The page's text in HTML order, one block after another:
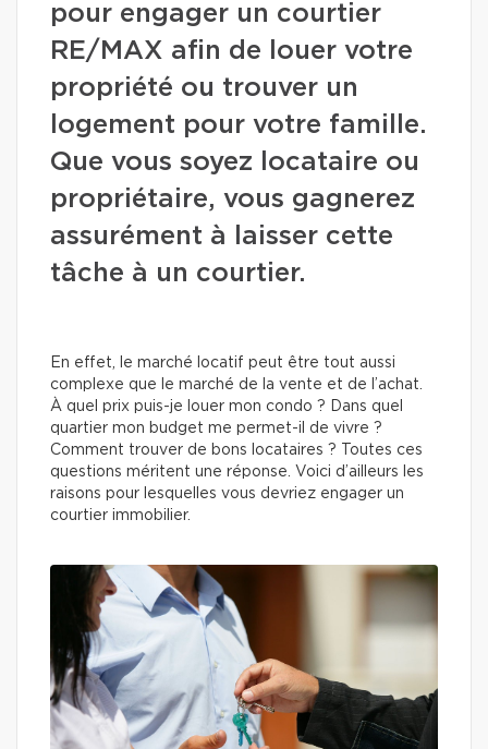
pour engager un courtier
RE/MAX afin de louer votre
propriété ou trouver un
logement pour votre famille.
Que vous soyez locataire ou
propriétaire, vous gagnerez
assurément à laisser cette
tâche à un courtier.
En effet, le marché locatif peut être tout aussi
complexe que le marché de la vente et de l’achat.
À quel prix puis-je louer mon condo ? Dans quel
quartier mon budget me permet-il de vivre ?
Comment trouver de bons locataires ? Toutes ces
questions méritent une réponse. Voici d’ailleurs les
raisons pour lesquelles vous devriez engager un
courtier immobilier.